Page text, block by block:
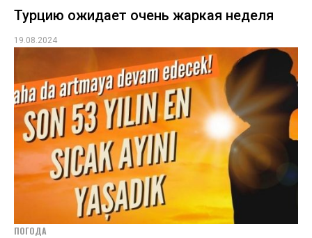
Турцию ожидает очень жаркая неделя
19.08.2024
ПОГОДА